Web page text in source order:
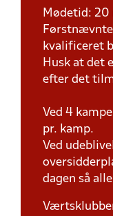
Mødetid:
kvalificeret
Husk at det
efter det
Ved 4
pr. kamp.
Ved
dagen så